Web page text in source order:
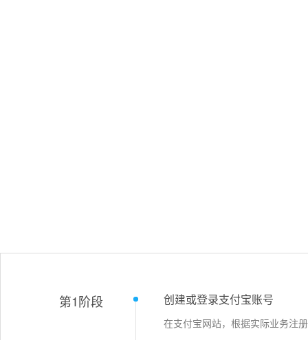
第1阶段 创建或登录支付宝账号
在支付宝网站，根据实际业务注